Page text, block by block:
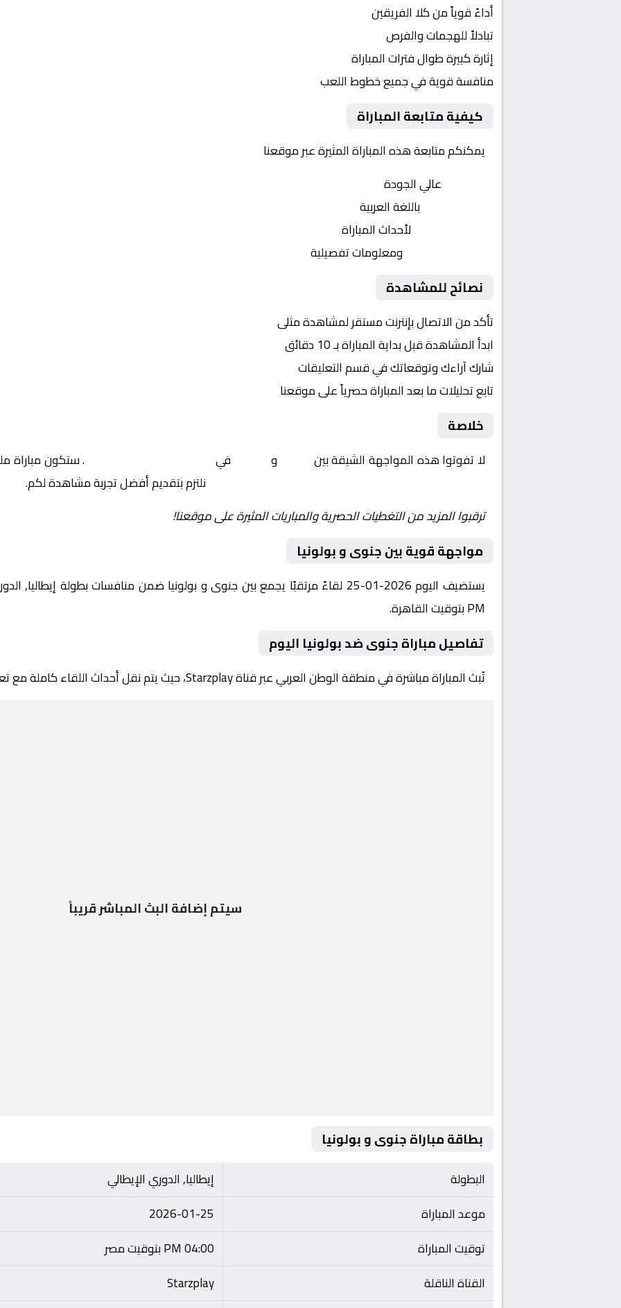
أداءً قوياً من كلا الفريقين
تبادلاً للهجمات والفرص
إثارة كبيرة طوال فترات المباراة
منافسة قوية في جميع خطوط اللعب
كيفية متابعة المباراة
يمكنكم متابعة هذه المباراة المثيرة عبر موقعنا
عالي الجودة
باللغة العربية
لأحداث المباراة
ومعلومات تفصيلية
نصائح للمشاهدة
تأكد من الاتصال بإنترنت مستقر لمشاهدة مثلى
ابدأ المشاهدة قبل بداية المباراة بـ 10 دقائق
شارك آراءك وتوقعاتك في قسم التعليقات
تابع تحليلات ما بعد المباراة حصرياً على موقعنا
خلاصة
لا تفوتوا هذه المواجهة الشيقة بين وبولونيا في
. ستكون مباراة
نلتزم بتقديم أفضل تجربة مشاهدة لكم.
ترقبوا المزيد من التغطيات الحصرية والمباريات المثيرة على موقعنا!
مواجهة قوية بين جنوى و بولونيا
PM بتوقيت القاهرة.
تفاصيل مباراة جنوى ضد بولونيا اليوم
تُبث المباراة مباشرة في منطقة الوطن العربي عبر قناة Starzplay، حيث يتم نقل أحداث اللقاء كاملة مع تعليق صوتي مميز.
سيتم إضافة البث المباشر قريباً
بطاقة مباراة جنوى و بولونيا
البطولة
إيطاليا, الدوري الإيطالي
موعد المباراة
2026-01-25
توقيت المباراة
04:00 PM بتوقيت مصر
القناة الناقلة
Starzplay